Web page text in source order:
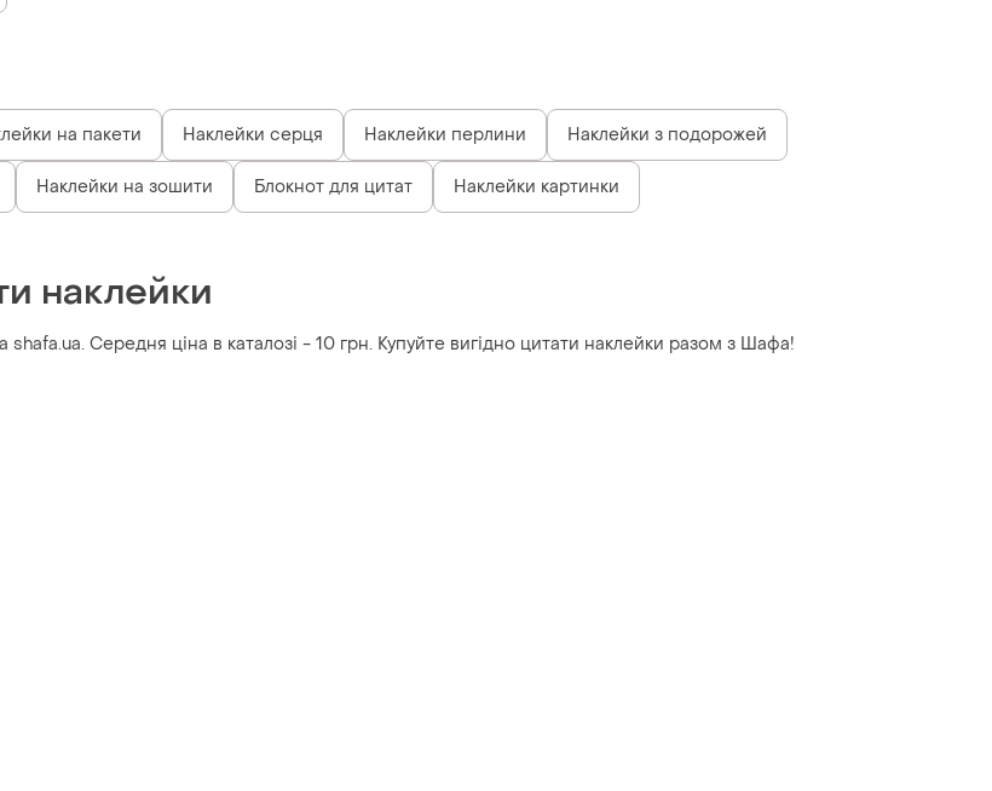
на пакети Наклейки серця Наклейки перлини Наклейки з подорожей
Наклейки на зошити Блокнот для цитат Наклейки картинки
наклейки
Середня ціна в каталозі - 10 грн. Купуйте вигідно цитати наклейки разом з Шафа!